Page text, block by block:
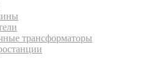
трансформаторы